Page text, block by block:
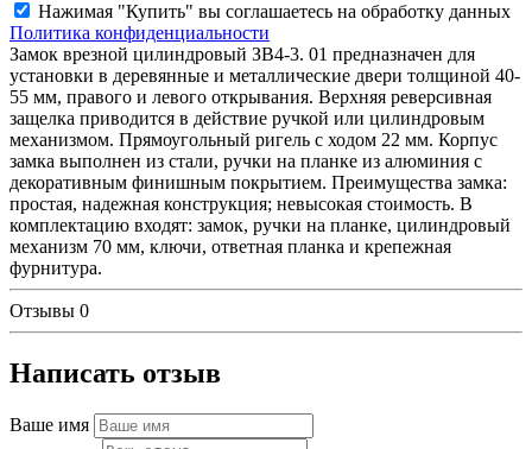
Нажимая "Купить" вы соглашаетесь на обработку данных
Политика конфиденциальности
Замок врезной цилиндровый ЗВ4-3. 01 предназначен для
установки в деревянные и металлические двери толщиной 40-
55 мм, правого и левого открывания. Верхняя реверсивная
защелка приводится в действие ручкой или цилиндровым
механизмом. Прямоугольный ригель с ходом 22 мм. Корпус
замка выполнен из стали, ручки на планке из алюминия с
декоративным финишным покрытием. Преимущества замка:
простая, надежная конструкция; невысокая стоимость. В
комплектацию входят: замок, ручки на планке, цилиндровый
механизм 70 мм, ключи, ответная планка и крепежная
фурнитура.
Отзывы 0
Написать отзыв
Ваше имя